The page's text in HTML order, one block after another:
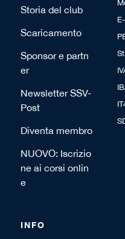
Storia del club
Scaricamento
Sponsor e partn
er
Newsletter SSV-
Post
Diventa membro
NUOVO: Iscrizio
ne ai corsi onlin
e
INFO